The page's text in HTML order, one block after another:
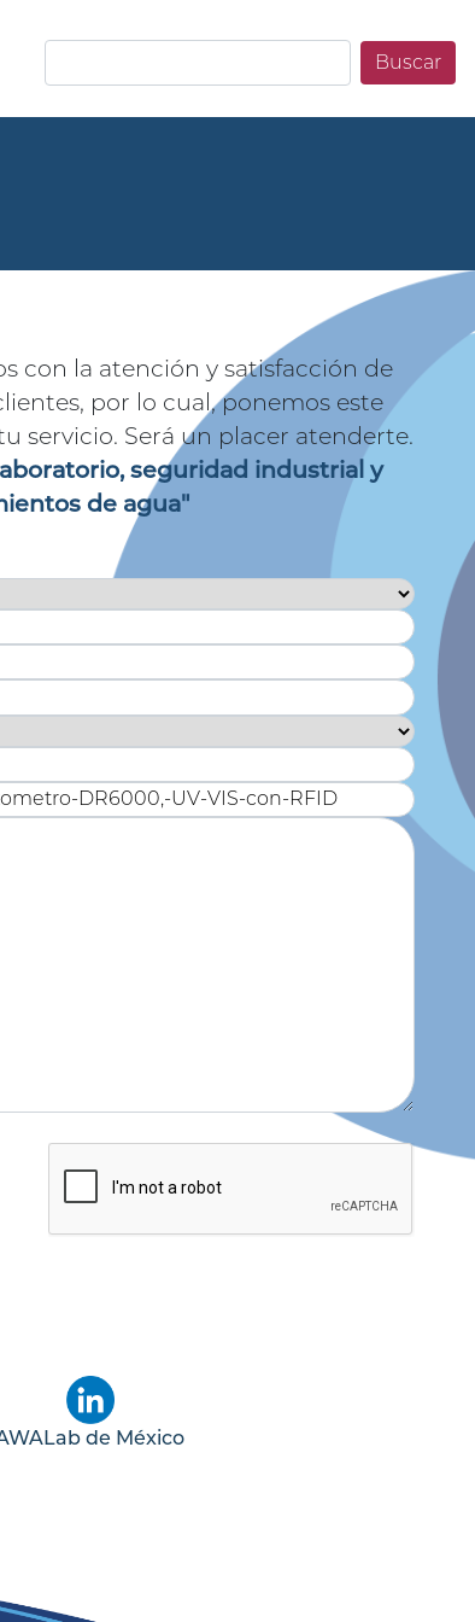
Buscar
con la atención y satisfacción de
por lo cual, ponemos este
servicio. Será un placer atenderte.
seguridad industrial y
de agua"
de México